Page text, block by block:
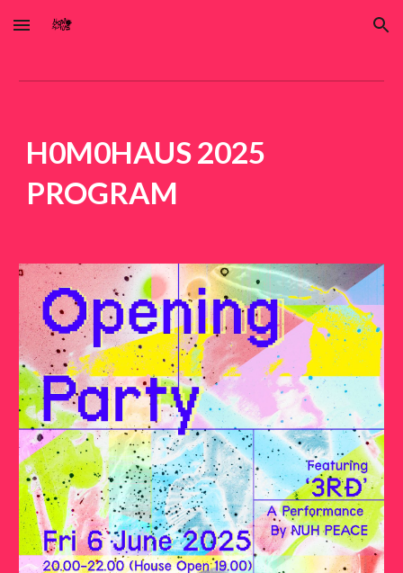
Skip to main content Skip to navigation
H0M0HAUS 2025
PROGRAM